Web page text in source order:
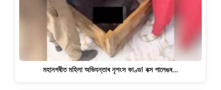
মহানগৰীত মহিলা অভিযন্তাৰ নৃশংস কাণ্ড! বক্স পালেঙৰ…